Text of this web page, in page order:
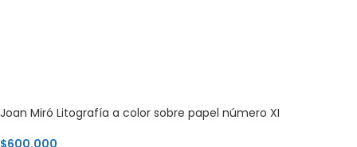
Joan Miró Litografía a color sobre papel número XI
$600.000